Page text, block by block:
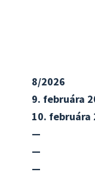
8/2026
9. februára
10. februára
—
—
—